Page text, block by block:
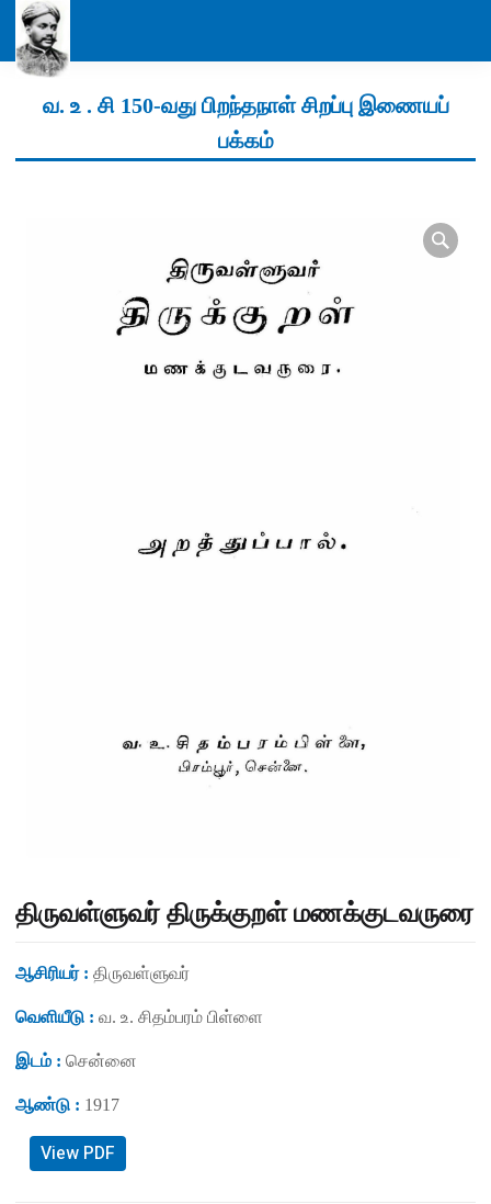
வ. உ . சி 150-வது பிறந்தநாள் சிறப்பு இணையப்
பக்கம்
திருவள்ளுவர் திருக்குறள் மணக்குடவருரை
ஆசிரியர் : திருவள்ளுவர்
வெளியீடு : வ. உ. சிதம்பரம் பிள்ளை
இடம் : சென்னை
ஆண்டு : 1917
View PDF